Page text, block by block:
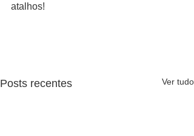
atalhos!
Posts recentes Ver tudo